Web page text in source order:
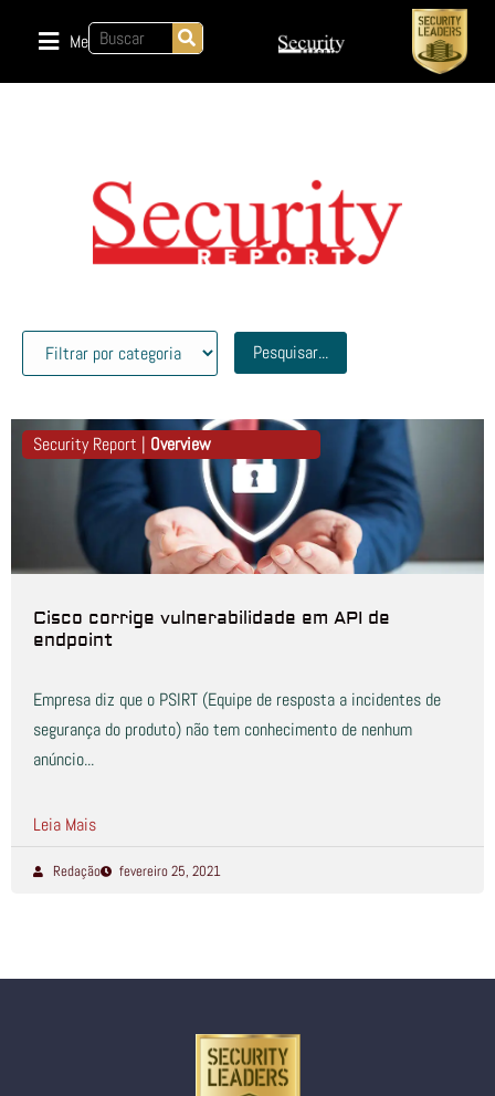
Menu
Pesquisar...
Security Report | Overview
Cisco corrige vulnerabilidade em API de
endpoint
Empresa diz que o PSIRT (Equipe de resposta a incidentes de
segurança do produto) não tem conhecimento de nenhum
anúncio...
Leia Mais
Redação fevereiro 25, 2021